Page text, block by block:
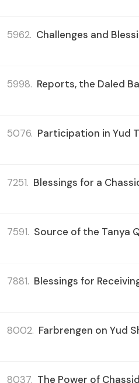
5962. Challenges and
5998. Reports, the Daled
5076. Participation in Yud
7251. Blessings for a
7591. Source of the Tanya
7881. Blessings for
8002. Farbrengen on Yud
8037. The Power of